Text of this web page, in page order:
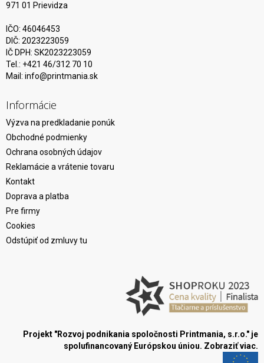
971 01 Prievidza
IČO: 46046453
DIČ: 2023223059
IČ DPH: SK2023223059
Tel.: +421 46/312 70 10
Mail: info@printmania.sk
Informácie
Výzva na predkladanie ponúk
Obchodné podmienky
Ochrana osobných údajov
Reklamácie a vrátenie tovaru
Kontakt
Doprava a platba
Pre firmy
Cookies
Odstúpiť od zmluvy tu
Projekt "Rozvoj podnikania spoločnosti Printmania, s.r.o." je
spolufinancovaný Európskou úniou. Zobraziť viac.